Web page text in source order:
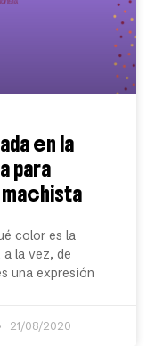
en la
para
color es la
la vez, de
una expresión
21/08/2020